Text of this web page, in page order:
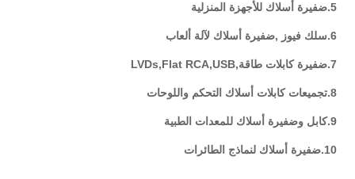
5.ضفيرة أسلاك للأجهزة المنزلية
6.سلك فيوز ,ضفيرة أسلاك لآلة ألعاب
7.ضفيرة كابلات طاقة,LVDs,Flat RCA,USB
8.تجميعات كابلات أسلاك التحكم واللوحات
9.كابل وضفيرة أسلاك للمعدات الطبية
10.ضفيرة أسلاك لنماذج الطائرات